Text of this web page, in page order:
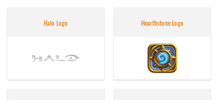
Halo Logo Hearthstone Logo